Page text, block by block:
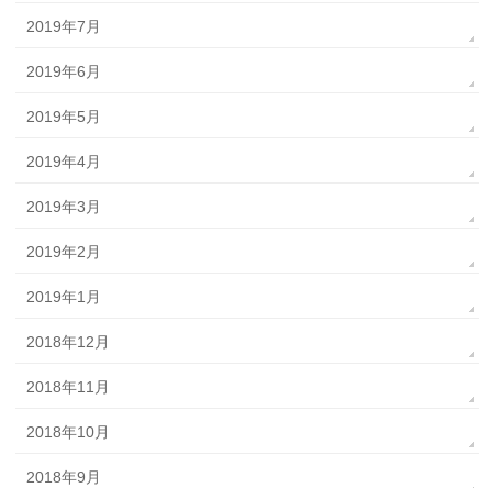
2019年7月
2019年6月
2019年5月
2019年4月
2019年3月
2019年2月
2019年1月
2018年12月
2018年11月
2018年10月
2018年9月